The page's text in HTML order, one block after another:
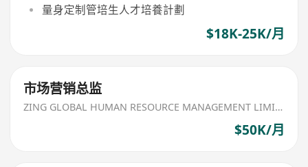
量身定制管培生人才培養計劃
$18K-25K/月
市场营销总监
ZING GLOBAL HUMAN RESOURCE MANAGEMENT LIMITED
$50K/月